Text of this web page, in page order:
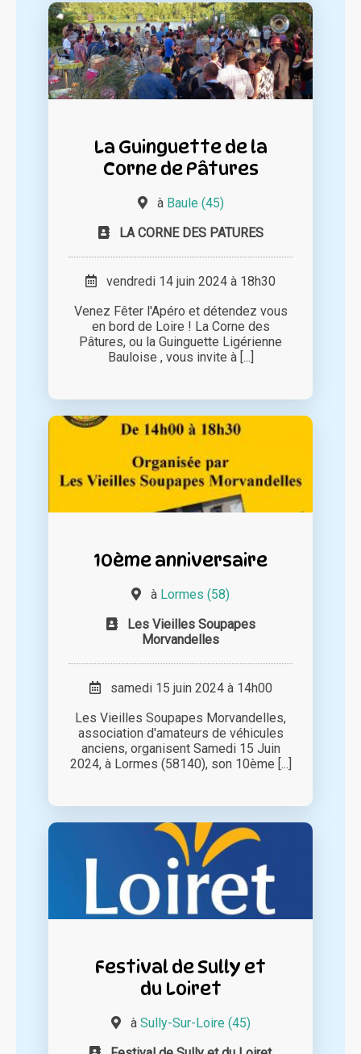
La Guinguette de la
Corne de Pâtures
à Baule (45)
LA CORNE DES PATURES
vendredi 14 juin 2024 à 18h30
Venez Fêter l'Apéro et détendez vous
en bord de Loire ! La Corne des
Pâtures, ou la Guinguette Ligérienne
Bauloise , vous invite à [...]
10ème anniversaire
à Lormes (58)
Les Vieilles Soupapes
Morvandelles
samedi 15 juin 2024 à 14h00
Les Vieilles Soupapes Morvandelles,
association d'amateurs de véhicules
anciens, organisent Samedi 15 Juin
2024, à Lormes (58140), son 10ème [...]
Festival de Sully et
du Loiret
à Sully-Sur-Loire (45)